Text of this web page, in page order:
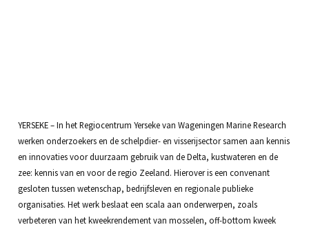
YERSEKE – In het Regiocentrum Yerseke van Wageningen Marine Research
werken onderzoekers en de schelpdier- en visserijsector samen aan kennis
en innovaties voor duurzaam gebruik van de Delta, kustwateren en de
zee: kennis van en voor de regio Zeeland. Hierover is een convenant
gesloten tussen wetenschap, bedrijfsleven en regionale publieke
organisaties. Het werk beslaat een scala aan onderwerpen, zoals
verbeteren van het kweekrendement van mosselen, off-bottom kweek